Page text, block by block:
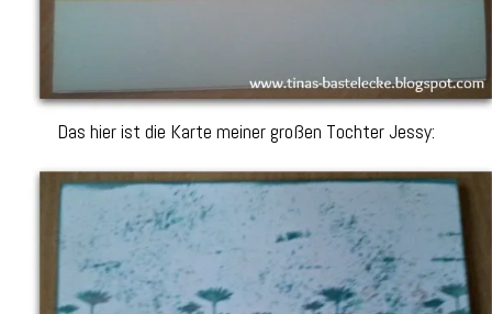
Das hier ist die Karte meiner großen Tochter Jessy: